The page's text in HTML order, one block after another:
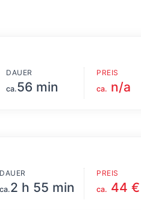
DAUER
ca.56 min
PREIS
ca. n/a
DAUER
ca.2 h 55 min
PREIS
ca. 44 €